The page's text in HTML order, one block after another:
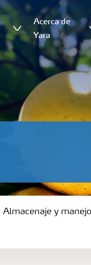
Acerca de
Yara
Almacenaje y